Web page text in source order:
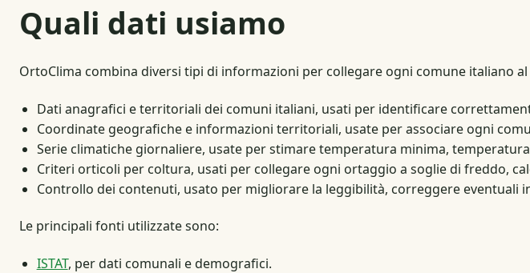
Quali dati usiamo
OrtoClima combina diversi tipi di informazioni per collegare ogni comune italiano
Dati anagrafici e territoriali dei comuni italiani, usati per identificare
Coordinate geografiche e informazioni territoriali, usate per associare ogni
Serie climatiche giornaliere, usate per stimare temperatura minima,
Criteri orticoli per coltura, usati per collegare ogni ortaggio a soglie di freddo,
Controllo dei contenuti, usato per migliorare la leggibilità, correggere eventuali
Le principali fonti utilizzate sono:
ISTAT, per dati comunali e demografici.